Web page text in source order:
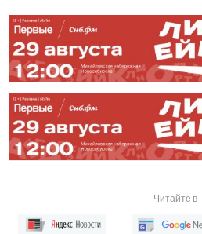
Читайте в